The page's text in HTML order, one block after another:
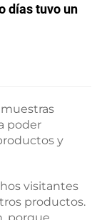
días tuvo un
poder
y
visitantes
productos.